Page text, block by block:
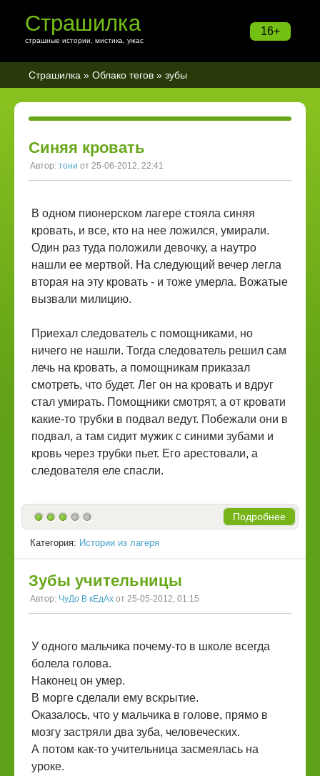
16+
Страшилка
страшные истории, мистика, ужас
Страшилка » Облако тегов » зубы
Синяя кровать
Автор: тони от 25-06-2012, 22:41
В одном пионерском лагере стояла синяя
кровать, и все, кто на нее ложился, умирали.
Один раз туда положили девочку, а наутро
нашли ее мертвой. На следующий вечер легла
вторая на эту кровать - и тоже умерла. Вожатые
вызвали милицию.
Приехал следователь с помощниками, но
ничего не нашли. Тогда следователь решил сам
лечь на кровать, а помощникам приказал
смотреть, что будет. Лег он на кровать и вдруг
стал умирать. Помощники смотрят, а от кровати
какие-то трубки в подвал ведут. Побежали они в
подвал, а там сидит мужик с синими зубами и
кровь через трубки пьет. Его арестовали, а
следователя еле спасли.
Подробнее
Категория: Истории из лагеря
Зубы учительницы
Автор: ЧуДо В кЕдАх от 25-05-2012, 01:15
У одного мальчика почему-то в школе всегда
болела голова.
Наконец он умер.
В морге сделали ему вскрытие.
Оказалось, что у мальчика в голове, прямо в
мозгу застряли два зуба, человеческих.
А потом как-то учительница засмеялась на
уроке.